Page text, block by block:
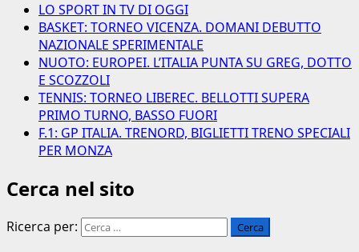
LO SPORT IN TV DI OGGI
BASKET: TORNEO VICENZA. DOMANI DEBUTTO
NAZIONALE SPERIMENTALE
NUOTO: EUROPEI. L’ITALIA PUNTA SU GREG, DOTTO
E SCOZZOLI
TENNIS: TORNEO LIBEREC. BELLOTTI SUPERA
PRIMO TURNO, BASSO FUORI
F.1: GP ITALIA. TRENORD, BIGLIETTI TRENO SPECIALI
PER MONZA
Cerca nel sito
Ricerca per: